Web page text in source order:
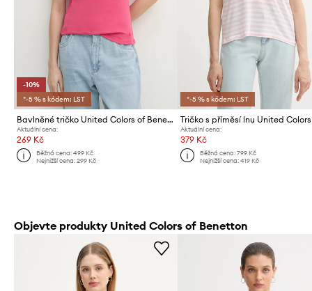
-10%
*-5 % s kódem: LST
Bavlněné tričko United Colors of Benetton
Aktuální cena:
269 Kč
Běžná cena:499 Kč
Nejnižší cena:299 Kč
*-5 % s kódem: LST
Aktuální cena:
379 Kč
Běžná cena: 799 Kč
Nejnižší cena: 419 Kč
Objevte produkty United Colors of Benetton